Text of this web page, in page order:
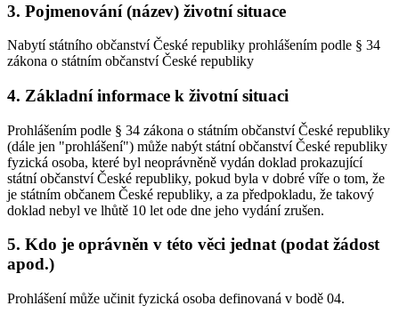
3. Pojmenování (název) životní situace
Nabytí státního občanství České republiky prohlášením podle § 34
zákona o státním občanství České republiky
4. Základní informace k životní situaci
Prohlášením podle § 34 zákona o státním občanství České republiky
(dále jen "prohlášení") může nabýt státní občanství České republiky
fyzická osoba, které byl neoprávněně vydán doklad prokazující
státní občanství České republiky, pokud byla v dobré víře o tom, že
je státním občanem České republiky, a za předpokladu, že takový
doklad nebyl ve lhůtě 10 let ode dne jeho vydání zrušen.
5. Kdo je oprávněn v této věci jednat (podat žádost
apod.)
Prohlášení může učinit fyzická osoba definovaná v bodě 04.